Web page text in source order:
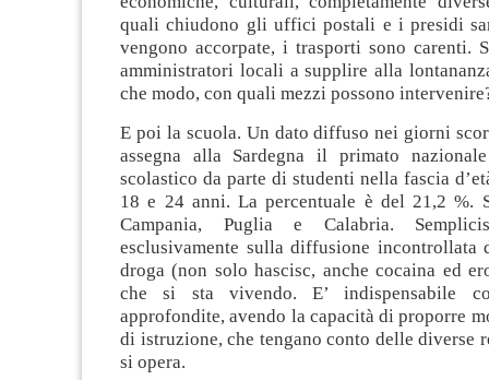
quali chiudono gli uffici postali e i presidi
vengono accorpate, i trasporti sono carenti.
amministratori locali a supplire alla
che modo, con quali mezzi possono
E poi la scuola. Un dato diffuso nei giorni
assegna alla Sardegna il primato
scolastico da parte di studenti nella fascia
18 e 24 anni. La percentuale è del 21,2 %.
Campania, Puglia e Calabria.
esclusivamente sulla diffusione incontrollata
droga (non solo hascisc, anche cocaina ed
che si sta vivendo. E’ indispensabile
approfondite, avendo la capacità di proporre
di istruzione, che tengano conto delle diverse
si opera.